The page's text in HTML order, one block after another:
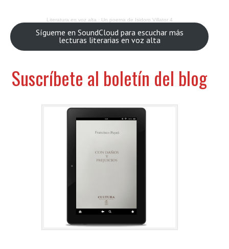
Literatura en voz alta · Un poema de Isidoro Villator 4
Sígueme en SoundCloud para escuchar más
lecturas literarias en voz alta
Suscríbete al boletín del blog